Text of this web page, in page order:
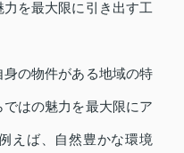
を最大限に引き出す工
の物件がある地域の特
はの魅力を最大限にア
えば、自然豊かな環境